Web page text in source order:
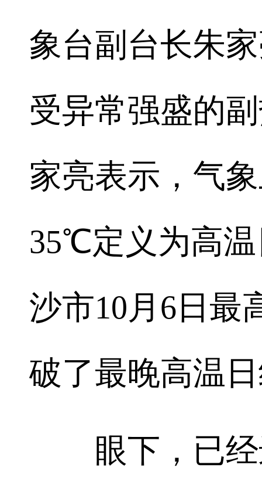
象台副台长朱
受异常强盛的
家亮表示，气
35℃定义为高
沙市10月6日最
破了最晚高温
眼下，已经